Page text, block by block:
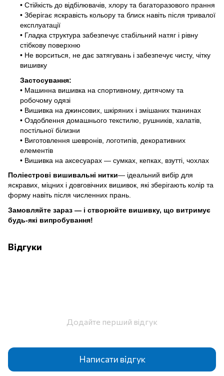
• Стійкість до відбілювачів, хлору та багаторазового прання
• Зберігає яскравість кольору та блиск навіть після тривалої
експлуатації
• Гладка структура забезпечує стабільний натяг і рівну
стібкову поверхню
• Не ворситься, не дає затягувань і забезпечує чисту, чітку
вишивку
Застосування:
• Машинна вишивка на спортивному, дитячому та
робочому одязі
• Вишивка на джинсових, шкіряних і змішаних тканинах
• Оздоблення домашнього текстилю, рушників, халатів,
постільної білизни
• Виготовлення шевронів, логотипів, декоративних
елементів
• Вишивка на аксесуарах — сумках, кепках, взутті, чохлах
Поліестрові вишивальні нитки— ідеальний вибір для
яскравих, міцних і довговічних вишивок, які зберігають колір та
форму навіть після численних прань.
Замовляйте зараз — і створюйте вишивку, що витримує
будь-які випробування!
Відгуки
Додайте перший відгук
Написати відгук